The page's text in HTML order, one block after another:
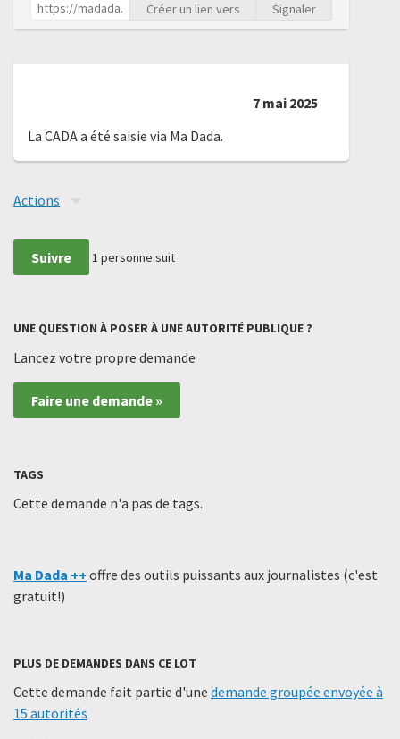
Créer un lien vers Signaler
7 mai 2025
La CADA a été saisie via Ma Dada.
Actions
Suivre 1 personne suit
UNE QUESTION À POSER À UNE AUTORITÉ PUBLIQUE ?
Lancez votre propre demande
Faire une demande »
TAGS
Cette demande n'a pas de tags.
Ma Dada ++ offre des outils puissants aux journalistes (c'est
gratuit!)
PLUS DE DEMANDES DANS CE LOT
Cette demande fait partie d'une demande groupée envoyée à
15 autorités